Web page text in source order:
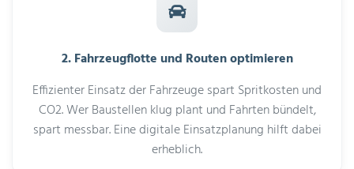
2. Fahrzeugflotte und Routen optimieren
Effizienter Einsatz der Fahrzeuge spart Spritkosten und
CO2. Wer Baustellen klug plant und Fahrten bündelt,
spart messbar. Eine digitale Einsatzplanung hilft dabei
erheblich.